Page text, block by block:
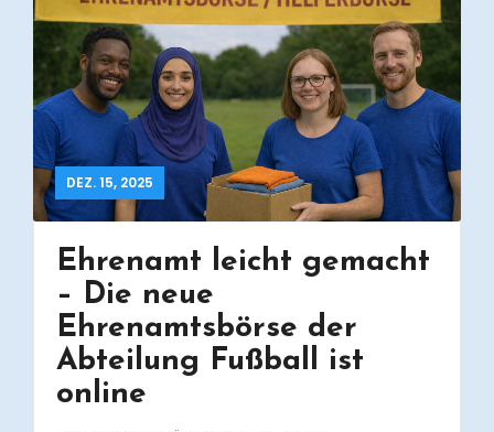
DEZ. 15, 2025
Ehrenamt leicht gemacht
– Die neue
Ehrenamtsbörse der
Abteilung Fußball ist
online